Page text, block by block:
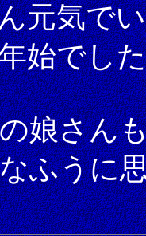
元気で
始でし
娘さん
ふうに